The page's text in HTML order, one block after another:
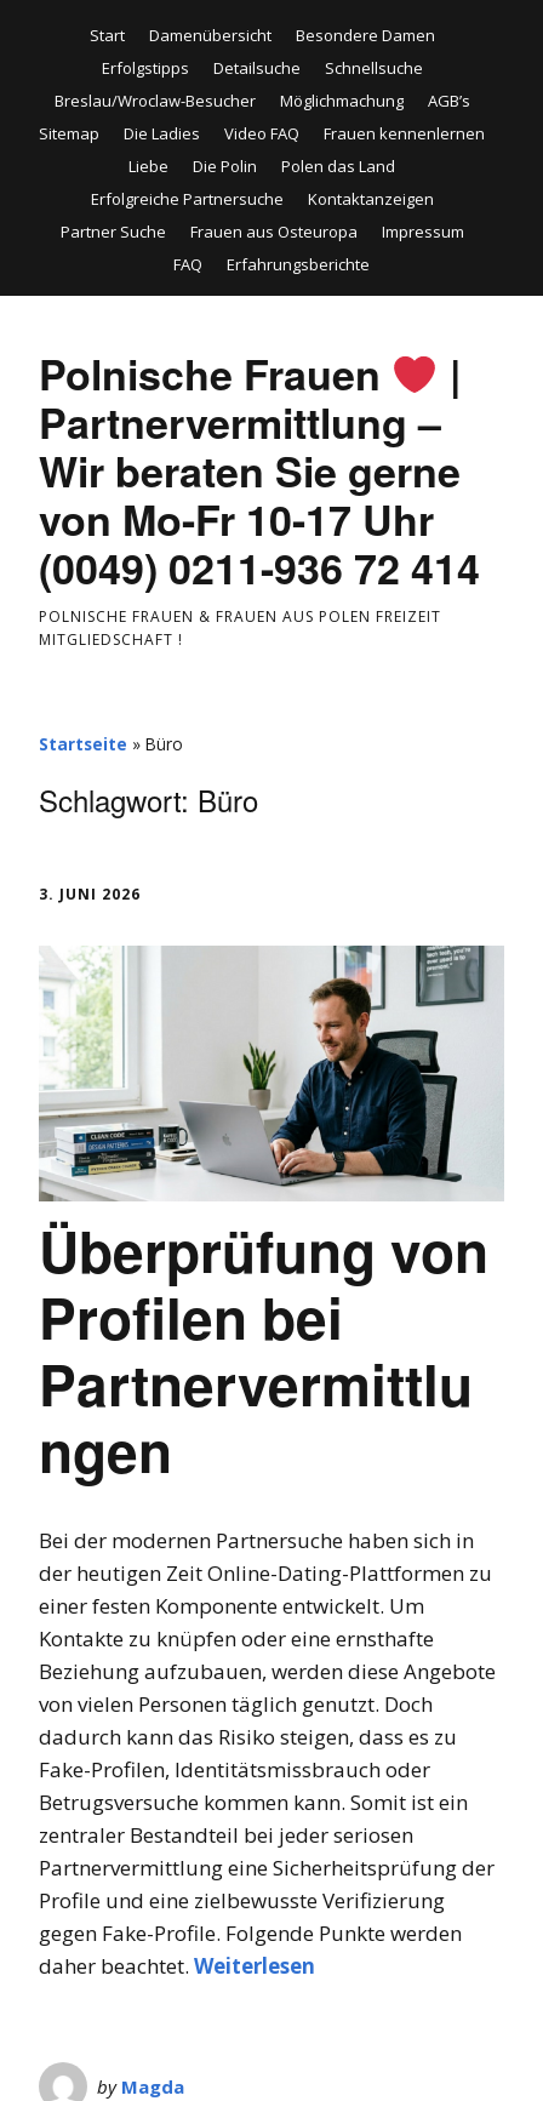
Start Damenübersicht
Besondere Damen
Erfolgstipps
Detailsuche
Schnellsuche
Breslau/Wroclaw-Besucher
Möglichmachung
AGB’s
Sitemap
Die Ladies Video FAQ
Frauen kennenlernen
Liebe
Die Polin
Polen das Land
Erfolgreiche Partnersuche
Kontaktanzeigen
Partner Suche
Frauen aus Osteuropa
Impressum
FAQ
Erfahrungsberichte
Polnische Frauen
|
Partnervermittlung –
Wir beraten Sie gerne
von Mo-Fr 10-17 Uhr
(0049) 0211-936 72 414
POLNISCHE FRAUEN & FRAUEN AUS POLEN FREIZEIT
MITGLIEDSCHAFT !
Startseite » Büro
Schlagwort: Büro
3. JUNI 2026
Überprüfung von
Profilen bei
Partnervermittlu
ngen
Bei der modernen Partnersuche haben sich in
der heutigen Zeit Online-Dating-Plattformen zu
einer festen Komponente entwickelt. Um
Kontakte zu knüpfen oder eine ernsthafte
Beziehung aufzubauen, werden diese Angebote
von vielen Personen täglich genutzt. Doch
dadurch kann das Risiko steigen, dass es zu
Fake-Profilen, Identitätsmissbrauch oder
Betrugsversuche kommen kann. Somit ist ein
zentraler Bestandteil bei jeder seriosen
Partnervermittlung eine Sicherheitsprüfung der
Profile und eine zielbewusste Verifizierung
gegen Fake-Profile. Folgende Punkte werden
daher beachtet. Weiterlesen
by Magda